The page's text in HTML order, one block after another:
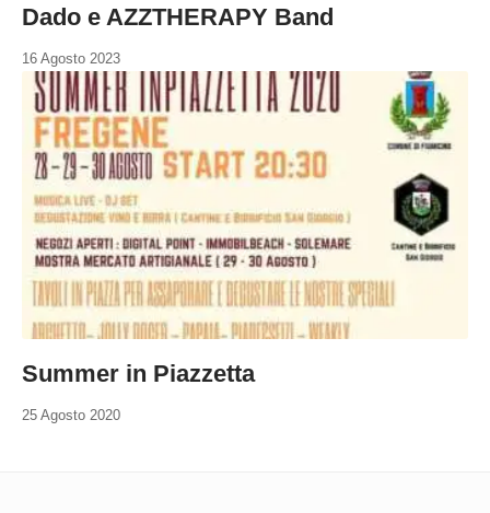
Dado e AZZTHERAPY Band
16 Agosto 2023
Summer in Piazzetta
25 Agosto 2020